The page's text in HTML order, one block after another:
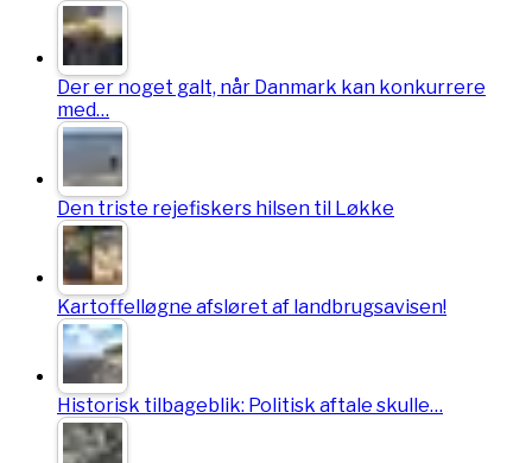
Der er noget galt, når Danmark kan konkurrere
med…
Den triste rejefiskers hilsen til Løkke
Kartoffelløgne afsløret af landbrugsavisen!
Historisk tilbageblik: Politisk aftale skulle…